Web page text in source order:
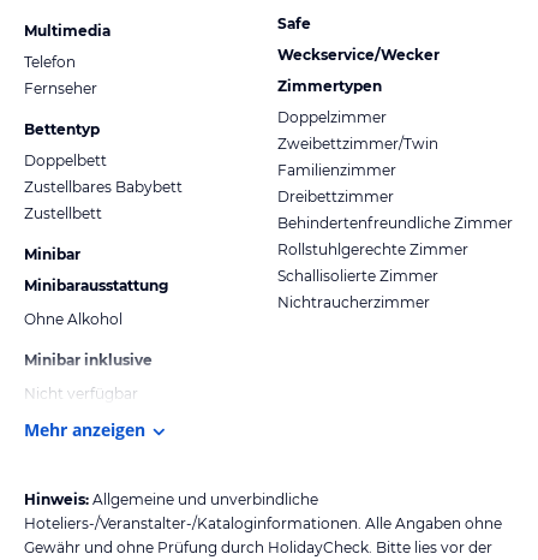
Multimedia
Telefon
Fernseher
Bettentyp
Doppelbett
Zustellbares Babybett
Zustellbett
Minibar
Minibarausstattung
Ohne Alkohol
Minibar inklusive
Nicht verfügbar
Safe
Weckservice/Wecker
Zimmertypen
Doppelzimmer
Zweibettzimmer/Twin
Familienzimmer
Dreibettzimmer
Behindertenfreundliche Zimmer
Rollstuhlgerechte Zimmer
Schallisolierte Zimmer
Nichtraucherzimmer
Mehr anzeigen
Hinweis: Allgemeine und unverbindliche
Hoteliers-/Veranstalter-/Kataloginformationen. Alle Angaben ohne
Gewähr und ohne Prüfung durch HolidayCheck. Bitte lies vor der